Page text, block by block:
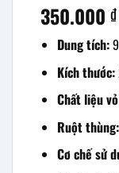
350.000 ₫
Dung tích:
Kích thước:
Chất liệu
Ruột thùng:
Cơ chế sử